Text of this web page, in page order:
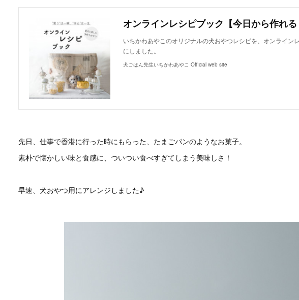
いちかわあやこのオリジナルの犬おやつレシピを、オンライン
にしました。
犬ごはん先生いちかわあやこ Official web site
先日、仕事で香港に行った時にもらった、たまごパンのようなお菓子。
素朴で懐かしい味と食感に、ついつい食べすぎてしまう美味しさ！
早速、犬おやつ用にアレンジしました♪